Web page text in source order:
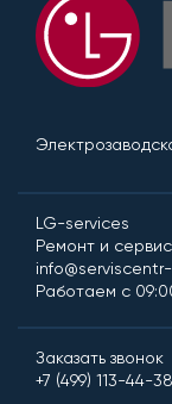
LG-services
Ремонт и сервис
Работаем с
Заказать звонок
+7 (499) 113-44-38